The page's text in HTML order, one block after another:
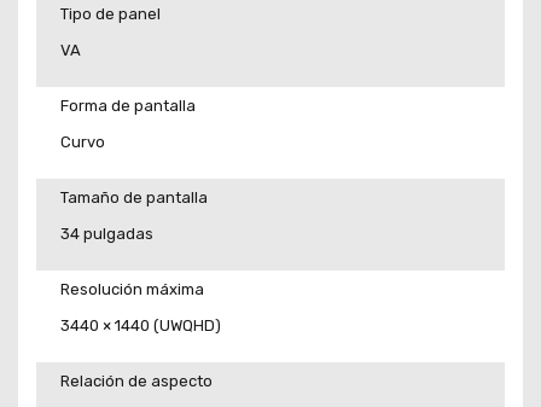
Tipo de panel
VA
Forma de pantalla
Curvo
Tamaño de pantalla
34 pulgadas
Resolución máxima
3440 × 1440 (UWQHD)
Relación de aspecto